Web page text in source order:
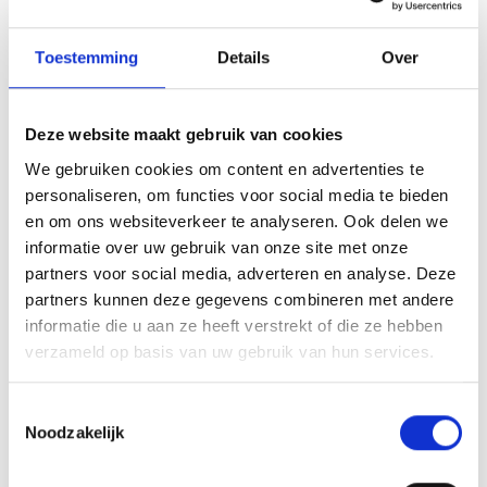
Toestemming Details Over
Deze website maakt gebruik van cookies
We gebruiken cookies om content en advertenties te
personaliseren, om functies voor social media te bieden
en om ons websiteverkeer te analyseren. Ook delen we
informatie over uw gebruik van onze site met onze
partners voor social media, adverteren en analyse. Deze
partners kunnen deze gegevens combineren met andere
informatie die u aan ze heeft verstrekt of die ze hebben
verzameld op basis van uw gebruik van hun services.
Noodzakelijk
Jenniskens, Beraterin für
Unternehmensdienstleistungen bei Werkbedrijf
20-6-2022 Lesen Sie mehr